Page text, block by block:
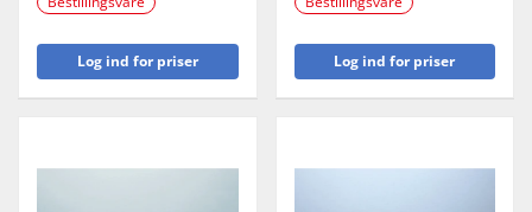
Log ind for priser Log ind for priser